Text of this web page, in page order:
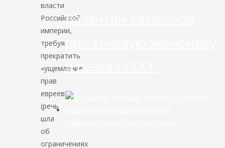
власти
Российской
империи,
требуя
прекратить
«ущемление
прав
евреев»
(речь
шла
об
ограничениях
Валентин Катасонов
и развал СССР